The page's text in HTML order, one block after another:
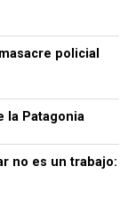
policial
la Patagonia
no es un trabajo: